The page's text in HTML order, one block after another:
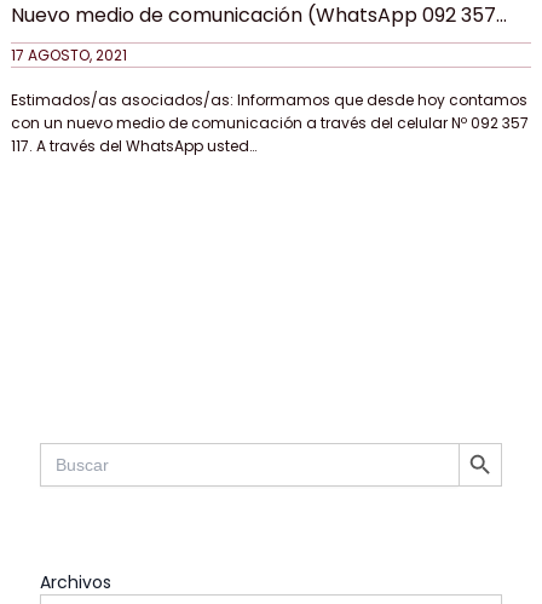
Search
for:
SEARCH BUTTON
Archivos
Nuevo medio de comunicación (WhatsApp 092 357
117)
17 AGOSTO, 2021
Estimados/as asociados/as: Informamos que desde hoy contamos
con un nuevo medio de comunicación a través del celular Nº 092 357
117. A través del WhatsApp usted…